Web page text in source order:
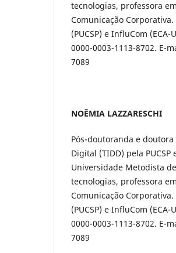
tecnologias, professora
Comunicação
(PUCSP) e InfluCom (ECA-
0000-0003-1113-8702. E-
7089
NOÊMIA LAZZARESCHI
Pós-doutoranda e
Digital (TIDD) pela
Universidade Metodista
tecnologias, professora
Comunicação
(PUCSP) e InfluCom (ECA-
0000-0003-1113-8702. E-
7089